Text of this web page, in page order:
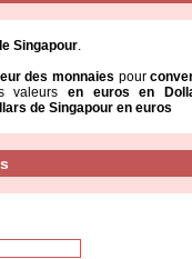
Singapour.
des monnaies pour
valeurs en euros en
de Singapour en euros